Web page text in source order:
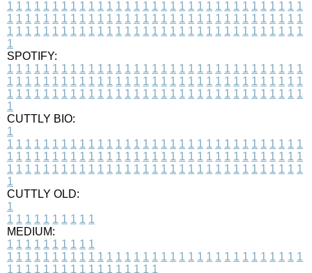
1 1 1 1 1 1 1 1 1 1 1 1 1 1 1 1 1 1 1 1 1 1 1 1 1 1 1 1 1 1 1 1 1
1 1 1 1 1 1 1 1 1 1 1 1 1 1 1 1 1 1 1 1 1 1 1 1 1 1 1 1 1 1 1 1 1
1 1 1 1 1 1 1 1 1 1 1 1 1 1 1 1 1 1 1 1 1 1 1 1 1 1 1 1 1 1 1 1 1
1
SPOTIFY:
1 1 1 1 1 1 1 1 1 1 1 1 1 1 1 1 1 1 1 1 1 1 1 1 1 1 1 1 1 1 1 1 1
1 1 1 1 1 1 1 1 1 1 1 1 1 1 1 1 1 1 1 1 1 1 1 1 1 1 1 1 1 1 1 1 1
1 1 1 1 1 1 1 1 1 1 1 1 1 1 1 1 1 1 1 1 1 1 1 1 1 1 1 1 1 1 1 1 1
1
CUTTLY BIO:
1
1 1 1 1 1 1 1 1 1 1 1 1 1 1 1 1 1 1 1 1 1 1 1 1 1 1 1 1 1 1 1 1 1
1 1 1 1 1 1 1 1 1 1 1 1 1 1 1 1 1 1 1 1 1 1 1 1 1 1 1 1 1 1 1 1 1
1 1 1 1 1 1 1 1 1 1 1 1 1 1 1 1 1 1 1 1 1 1 1 1 1 1 1 1 1 1 1 1 1
1
CUTTLY OLD:
1
1 1 1 1 1 1 1 1 1 1
MEDIUM:
1 1 1 1 1 1 1 1 1 1
1 1 1 1 1 1 1 1 1 1 1 1 1 1 1 1 1 1 1 1 1 1 1 1 1 1 1 1 1 1 1 1 1
1 1 1 1 1 1 1 1 1 1 1 1 1 1 1 1 1